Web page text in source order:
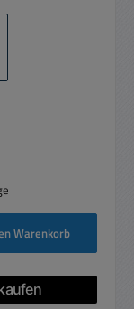
die Schaltflächen um
Warenkorb